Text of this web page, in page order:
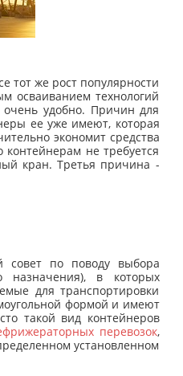
тот же рост популярности
осваиванием технологий
очень удобно. Причин для
ее уже имеют, которая
экономит средства
не требуется
кран. Третья причина -
по поводу выбора
назначения), в которых
для транспортировки
формой и имеют
такой вид контейнеров
перевозок,
установленном